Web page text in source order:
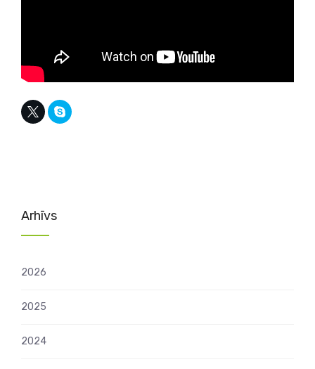
Arhīvs
2026
2025
2024